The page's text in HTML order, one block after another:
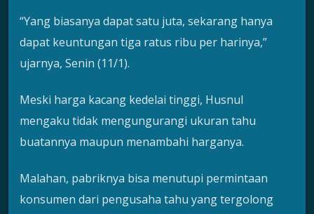
“Yang biasanya dapat satu juta, sekarang hanya
dapat keuntungan tiga ratus ribu per harinya,”
ujarnya, Senin (11/1).
Meski harga kacang kedelai tinggi, Husnul
mengaku tidak mengungurangi ukuran tahu
buatannya maupun menambahi harganya.
Malahan, pabriknya bisa menutupi permintaan
konsumen dari pengusaha tahu yang tergolong